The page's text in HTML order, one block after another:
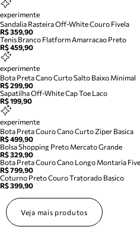
experimente
Sandalia Rasteira Off-White Couro Fivela
R$ 359,90
Tenis Branco Flatform Amarracao Preto
R$ 459,90
experimente
Bota Preta Cano Curto Salto Baixo Minimal
R$ 299,90
Sapatilha Off-White Cap Toe Laco
R$ 199,90
experimente
Bota Preta Couro Cano Curto Ziper Basica
R$ 499,90
Bolsa Shopping Preto Mercato Grande
R$ 329,90
Bota Preta Couro Cano Longo Montaria
R$ 799,90
Coturno Preto Couro Tratorado Basico
R$ 399,90
Veja mais produtos